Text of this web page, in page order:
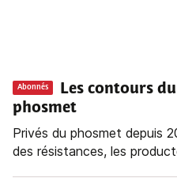
Abonnés
Les contours
phosmet
Privés du phosmet depuis
des résistances, les